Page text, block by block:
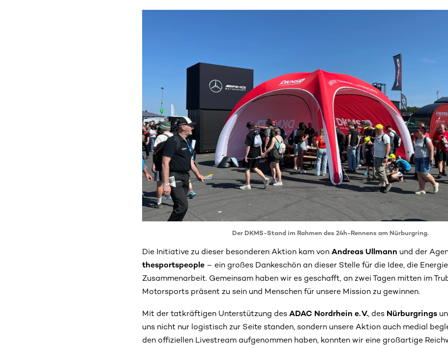
Der DKMS-Stand im Rahmen des 24h-Rennens am Nürburgring.
Die Initiative zu dieser besonderen Aktion kam von Andreas Ullmann und der
thesportspeople – ein großes Dankeschön an dieser Stelle für die Idee, die
Zusammenarbeit. Gemeinsam haben wir es geschafft, an zwei Tagen mitten im
Motorsports präsent zu sein und Menschen für unsere Mission zu gewinnen.
Mit der tatkräftigen Unterstützung des ADAC Nordrhein e. V., des Nürburgrings
uns nicht nur logistisch zur Seite standen, sondern unsere Aktion auch medial
den offiziellen Livestream aufgenommen haben, konnten wir eine großartige